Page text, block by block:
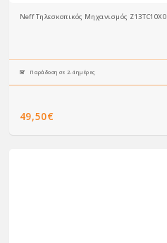
Neff Τηλεσκοπικός Μηχανισμός Z13TC10X0
Παράδοση σε 2-4 ημέρες
49,50€